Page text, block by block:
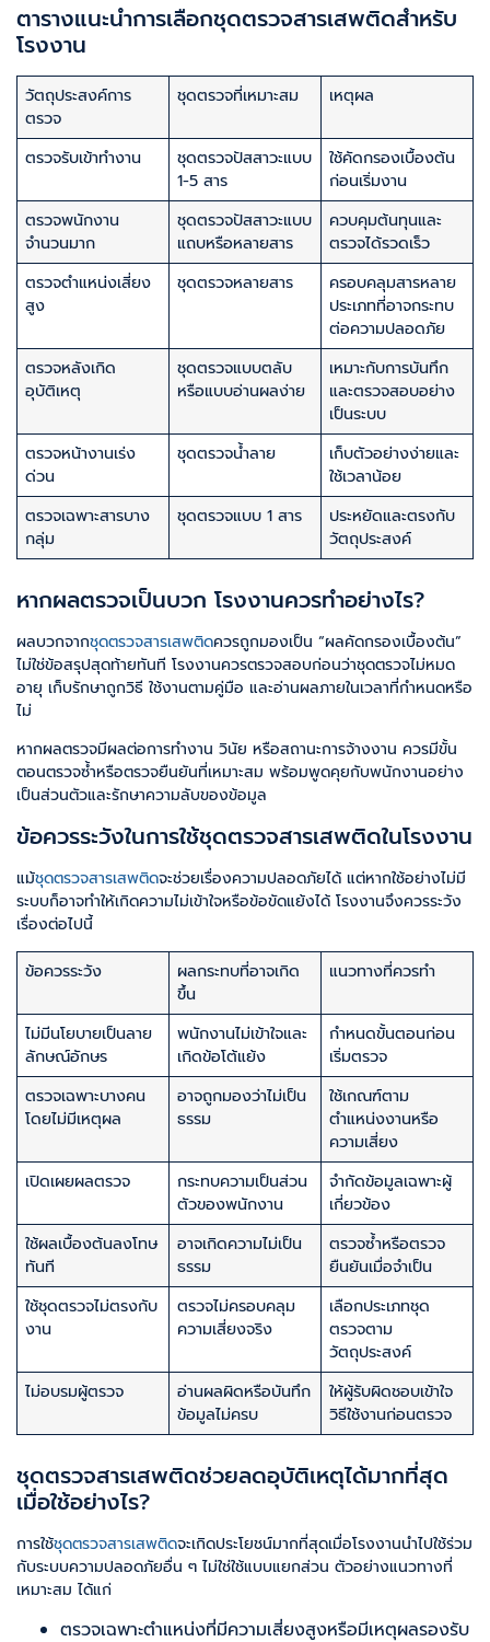
ตารางแนะนำการเลือกชุดตรวจสารเสพติดสำหรับ
โรงงาน
วัตถุประสงค์การ
ตรวจ
ชุดตรวจที่เหมาะสม เหตุผล
ตรวจรับเข้าทำงาน
ชุดตรวจปัสสาวะแบบ
1-5 สาร
ใช้คัดกรองเบื้องต้น
ก่อนเริ่มงาน
ตรวจพนักงาน
จำนวนมาก
ชุดตรวจปัสสาวะแบบ
แถบหรือหลายสาร
ควบคุมต้นทุนและ
ตรวจได้รวดเร็ว
ตรวจตำแหน่งเสี่ยง
สูง
ชุดตรวจหลายสาร
ครอบคลุมสารหลาย
ประเภทที่อาจกระทบ
ต่อความปลอดภัย
ตรวจหลังเกิด
อุบัติเหตุ
ชุดตรวจแบบตลับ
หรือแบบอ่านผลง่าย
เหมาะกับการบันทึก
และตรวจสอบอย่าง
เป็นระบบ
ตรวจหน้างานเร่ง
ด่วน
ชุดตรวจน้ำลาย
เก็บตัวอย่างง่ายและ
ใช้เวลาน้อย
ตรวจเฉพาะสารบาง
กลุ่ม
ชุดตรวจแบบ 1 สาร
ประหยัดและตรงกับ
วัตถุประสงค์
หากผลตรวจเป็นบวก โรงงานควรทำอย่างไร?
ผลบวกจากชุดตรวจสารเสพติดควรถูกมองเป็น “ผลคัดกรองเบื้องต้น”
ไม่ใช่ข้อสรุปสุดท้ายทันที โรงงานควรตรวจสอบก่อนว่าชุดตรวจไม่หมด
อายุ เก็บรักษาถูกวิธี ใช้งานตามคู่มือ และอ่านผลภายในเวลาที่กำหนดหรือ
ไม่
หากผลตรวจมีผลต่อการทำงาน วินัย หรือสถานะการจ้างงาน ควรมีขั้น
ตอนตรวจซ้ำหรือตรวจยืนยันที่เหมาะสม พร้อมพูดคุยกับพนักงานอย่าง
เป็นส่วนตัวและรักษาความลับของข้อมูล
ข้อควรระวังในการใช้ชุดตรวจสารเสพติดในโรงงาน
แม้ชุดตรวจสารเสพติดจะช่วยเรื่องความปลอดภัยได้ แต่หากใช้อย่างไม่มี
ระบบก็อาจทำให้เกิดความไม่เข้าใจหรือข้อขัดแย้งได้ โรงงานจึงควรระวัง
เรื่องต่อไปนี้
ข้อควรระวัง
ผลกระทบที่อาจเกิด
ขึ้น
แนวทางที่ควรทำ
ไม่มีนโยบายเป็นลาย
ลักษณ์อักษร
พนักงานไม่เข้าใจและ
เกิดข้อโต้แย้ง
กำหนดขั้นตอนก่อน
เริ่มตรวจ
ตรวจเฉพาะบางคน
โดยไม่มีเหตุผล
อาจถูกมองว่าไม่เป็น
ธรรม
ใช้เกณฑ์ตาม
ตำแหน่งงานหรือ
ความเสี่ยง
เปิดเผยผลตรวจ
กระทบความเป็นส่วน
ตัวของพนักงาน
จำกัดข้อมูลเฉพาะผู้
เกี่ยวข้อง
ใช้ผลเบื้องต้นลงโทษ
ทันที
อาจเกิดความไม่เป็น
ธรรม
ตรวจซ้ำหรือตรวจ
ยืนยันเมื่อจำเป็น
ใช้ชุดตรวจไม่ตรงกับ
งาน
ตรวจไม่ครอบคลุม
ความเสี่ยงจริง
เลือกประเภทชุด
ตรวจตาม
วัตถุประสงค์
ไม่อบรมผู้ตรวจ
อ่านผลผิดหรือบันทึก
ข้อมูลไม่ครบ
ให้ผู้รับผิดชอบเข้าใจ
วิธีใช้งานก่อนตรวจ
ชุดตรวจสารเสพติดช่วยลดอุบัติเหตุได้มากที่สุด
เมื่อใช้อย่างไร?
การใช้ชุดตรวจสารเสพติดจะเกิดประโยชน์มากที่สุดเมื่อโรงงานนำไปใช้ร่วม
กับระบบความปลอดภัยอื่น ๆ ไม่ใช่ใช้แบบแยกส่วน ตัวอย่างแนวทางที่
เหมาะสม ได้แก่
ตรวจเฉพาะตำแหน่งที่มีความเสี่ยงสูงหรือมีเหตุผลรองรับ